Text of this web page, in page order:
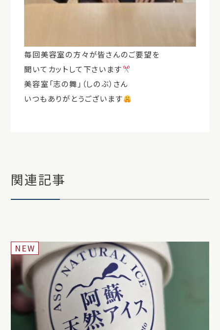
毎回美容室の方々が皆さんのご要望を
聞いてカットして下さいます
美容室「志の舞」（しのぶ）さん
いつもありがとうございます
関連記事
NEW